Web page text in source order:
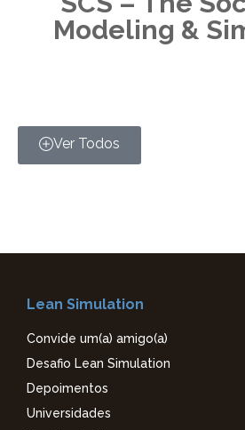
Modeling &
Ver Todos
Lean Simulation
Convide um(a) amigo(a)
Desafio Lean Simulation
Depoimentos
Universidades